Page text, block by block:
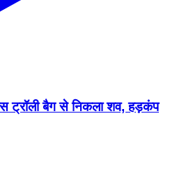
ट्रॉली बैग से निकला शव, हड़कंप